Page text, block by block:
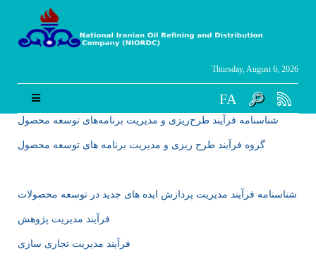
Thursday, August 6, 2026
FA
شناسنامه فرآیند طرح‌ریزی و مدیریت برنامه‌های توسعه محصول
گروه فرآیند طرح ریزی و مدیریت برنامه های توسعه محصول
شناسنامه فرآيند مدیریت پردازش ایده های جدید در توسعه محصولات
فرآیند مدیریت پژوهش
فرآیند مدیریت تجاری سازی